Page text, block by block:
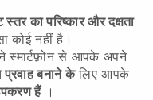
का परिष्कार और दक्षता
कोई नहीं है।
स्मार्टफ़ोन से आपकेअपने
प्रवाह बनाने केलिए आपके
हैं।